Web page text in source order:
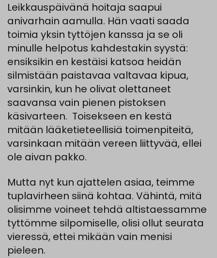
Leikkauspäivänä hoitaja saapui
anivarhain aamulla. Hän vaati saada
toimia yksin tyttöjen kanssa ja se oli
minulle helpotus kahdestakin syystä:
ensiksikin en kestäisi katsoa heidän
silmistään paistavaa valtavaa kipua,
varsinkin, kun he olivat olettaneet
saavansa vain pienen pistoksen
käsivarteen. Toisekseen en kestä
mitään lääketieteellisiä toimenpiteitä,
varsinkaan mitään vereen liittyvää, ellei
ole aivan pakko.
Mutta nyt kun ajattelen asiaa, teimme
tuplavirheen siinä kohtaa. Vähintä, mitä
olisimme voineet tehdä altistaessamme
tyttömme silpomiselle, olisi ollut seurata
vieressä, ettei mikään vain menisi
pieleen.